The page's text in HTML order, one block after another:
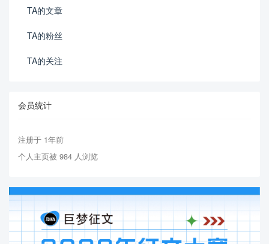
TA的文章
TA的粉丝
TA的关注
会员统计
注册于 1年前
个人主页被 984 人浏览